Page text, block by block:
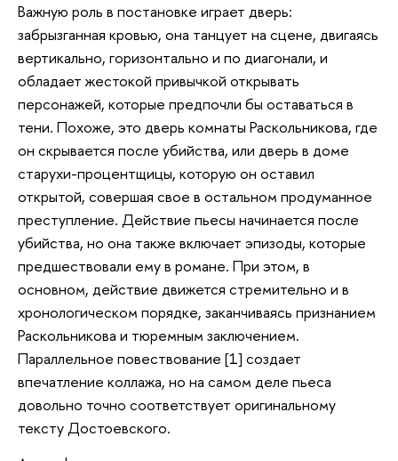
Важную роль в постановке играет дверь:
забрызганная кровью, она танцует на сцене, двигаясь
вертикально, горизонтально и по диагонали, и
обладает жестокой привычкой открывать
персонажей, которые предпочли бы оставаться в
тени. Похоже, это дверь комнаты Раскольникова, где
он скрывается после убийства, или дверь в доме
старухи-процентщицы, которую он оставил
открытой, совершая свое в остальном продуманное
преступление. Действие пьесы начинается после
убийства, но она также включает эпизоды, которые
предшествовали ему в романе. При этом, в
основном, действие движется стремительно и в
хронологическом порядке, заканчиваясь признанием
Раскольникова и тюремным заключением.
Параллельное повествование [1] создает
впечатление коллажа, но на самом деле пьеса
довольно точно соответствует оригинальному
тексту Достоевского.